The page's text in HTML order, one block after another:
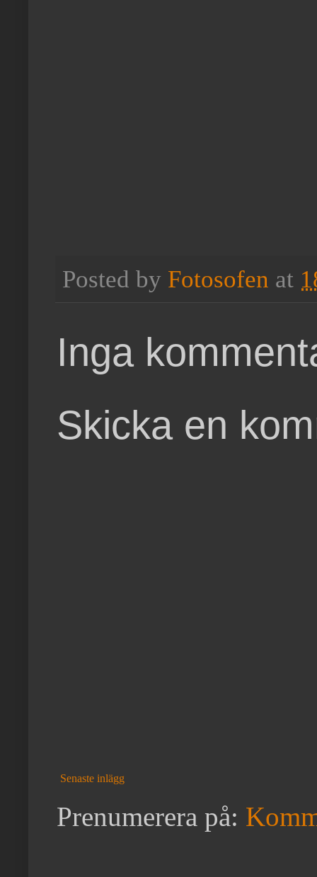
Posted by Fotosofen at
Inga
Skicka en
Senaste inlägg
Prenumerera på: